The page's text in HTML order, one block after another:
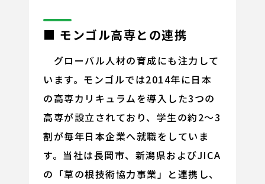
■ モンゴル高専との連携
グローバル人材の育成にも注力して
います。モンゴルでは2014年に日本
の高専カリキュラムを導入した3つの
高専が設立されており、学生の約2～3
割が毎年日本企業へ就職をしていま
す。当社は長岡市、新潟県およびJICA
の「草の根技術協力事業」と連携し、